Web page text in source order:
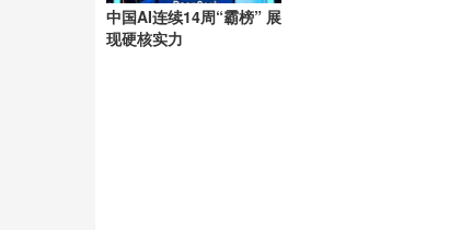
中国AI连续14周“霸榜” 展
现硬核实力